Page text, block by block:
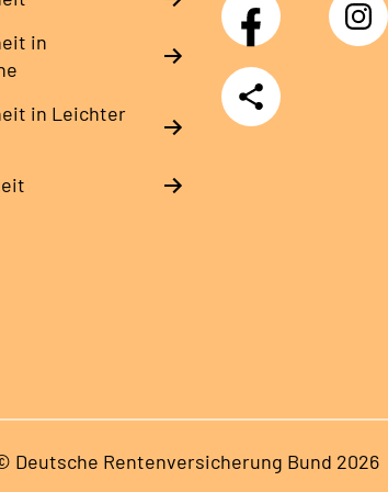
in
in Leichter
Facebook Instagram
Teilen
Deutsche Rentenversicherung Bund 2026